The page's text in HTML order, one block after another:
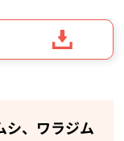
シ、ワラジム